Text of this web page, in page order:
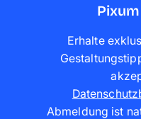
Erhalte
Abmeldung ist